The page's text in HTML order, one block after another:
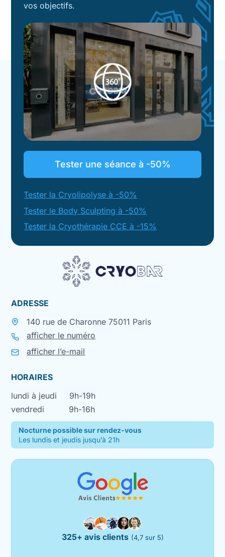
vos objectifs.
Tester une séance à -50%
Tester la Cryolipolyse à -50%
Tester le Body Sculpting à -50%
Tester la Cryothérapie CCE à -15%
ADRESSE
140 rue de Charonne 75011 Paris
afficher le numéro
afficher l’e-mail
HORAIRES
lundi à jeudi
9h-19h
vendredi
9h-16h
Nocturne possible sur rendez-vous
Les lundis et jeudis jusqu’à 21h
325+ avis clients (4,7 sur 5)